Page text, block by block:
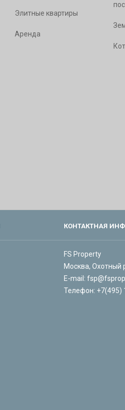
Элитные квартиры
Аренда
КОНТАКТНАЯ
FS Property
Москва, Охотный
E-mail:
Телефон: +7(495)